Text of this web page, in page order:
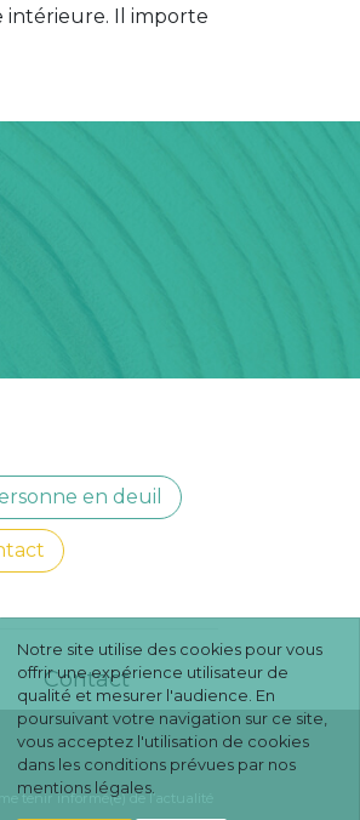
intérieure. Il importe
en deuil
Contact
tenir informé(e) de l’actualité
Notre site utilise des cookies pour vous
offrir une expérience utilisateur de
qualité et mesurer l'audience. En
poursuivant votre navigation sur ce site,
vous acceptez l'utilisation de cookies
dans les conditions prévues par nos
mentions légales.